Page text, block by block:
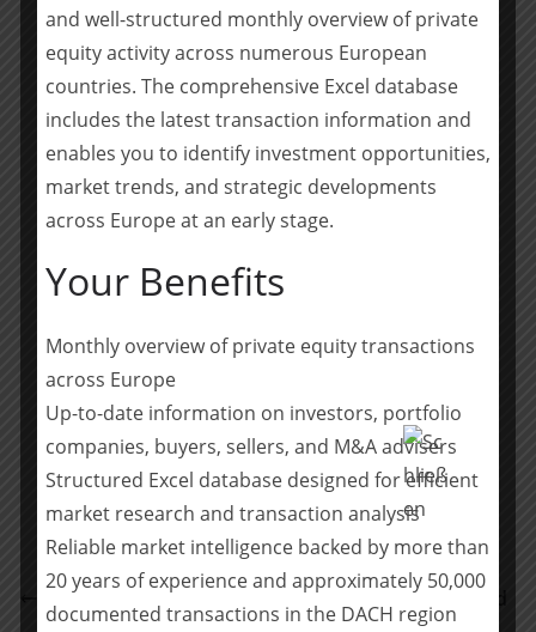
WANG Kaiding, WEI Dongjing, MENG Fanqing (all
Corporate/M&A), ZENG Tao, LI Jia, WANG Dan, JIANG
Xuhua, LIN Yiyang (all PE/VC), LIU Cheng, BI Yun (both
Anti-trust)
________________
Erfahren Sie mehr über ausgewählte Transaktionen
KWM Deals Hub:kwm.deals/de
Teilen
Hansefit erwirbt die Fitbase GmbH – Waterland
Portfolio-Unternehmen stärkt Angebotspalette und
and well-structured monthly overview of private
equity activity across numerous European
countries. The comprehensive Excel database
includes the latest transaction information and
enables you to identify investment opportunities,
market trends, and strategic developments
across Europe at an early stage.
Your Benefits
Monthly overview of private equity transactions
across Europe
Up-to-date information on investors, portfolio
companies, buyers, sellers, and M&A advisers
Structured Excel database designed for efficient
market research and transaction analysis
Reliable market intelligence backed by more than
20 years of experience and approximately 50,000
documented transactions in the DACH region